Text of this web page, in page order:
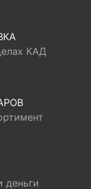
КАД
деньги